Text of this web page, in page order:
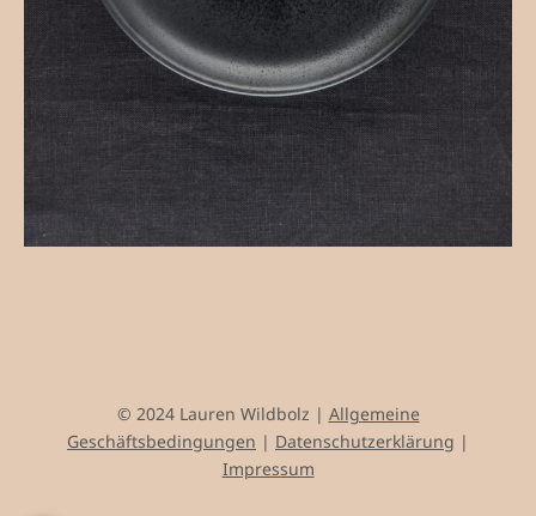
© 2024 Lauren Wildbolz | Allgemeine
Geschäftsbedingungen | Datenschutzerklärung |
Impressum